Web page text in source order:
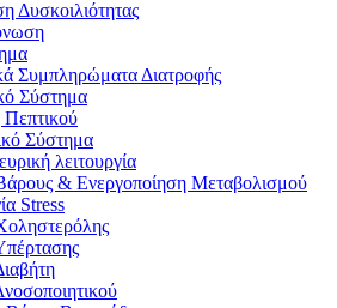
Δυσκοιλιότητας
Συμπληρώματα Διατροφής
Σύστημα
Σύστημα
λειτουργία
& Ενεργοποίηση Μεταβολισμού
Stress